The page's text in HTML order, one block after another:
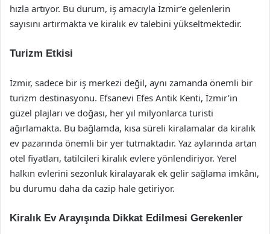
hızla artıyor. Bu durum, iş amacıyla İzmir’e gelenlerin
sayısını artırmakta ve kiralık ev talebini yükseltmektedir.
Turizm Etkisi
İzmir, sadece bir iş merkezi değil, aynı zamanda önemli bir
turizm destinasyonu. Efsanevi Efes Antik Kenti, İzmir’in
güzel plajları ve doğası, her yıl milyonlarca turisti
ağırlamakta. Bu bağlamda, kısa süreli kiralamalar da kiralık
ev pazarında önemli bir yer tutmaktadır. Yaz aylarında artan
otel fiyatları, tatilcileri kiralık evlere yönlendiriyor. Yerel
halkın evlerini sezonluk kiralayarak ek gelir sağlama imkânı,
bu durumu daha da cazip hale getiriyor.
Kiralık Ev Arayışında Dikkat Edilmesi Gerekenler